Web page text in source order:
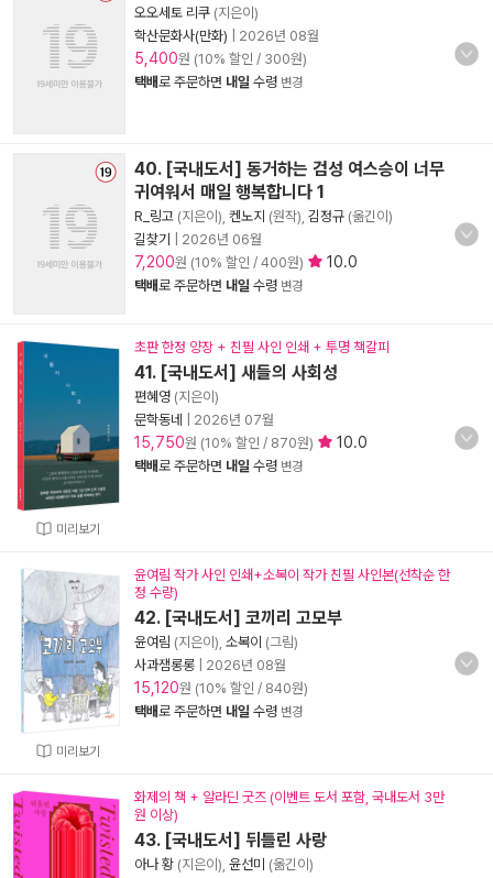
오오세토 리쿠 (지은이)
학산문화사(만화)
2026년 08월
5,400원 (10% 할인 / 300원)
택배로 주문하면 내일 수령 변경
40. [국내도서] 동거하는 검성 여스승이 너무
귀여워서 매일 행복합니다 1
R_링고 (지은이), 켄노지 (원작), 김정규 (옮긴이)
길찾기
2026년 06월
7,200원 (10% 할인 / 400원) 10.0
택배로 주문하면 내일 수령 변경
미리보기
초판 한정 양장 + 친필 사인 인쇄 + 투명 책갈피
41. [국내도서] 새들의 사회성
편혜영 (지은이)
문학동네
2026년 07월
15,750원 (10% 할인 / 870원) 10.0
택배로 주문하면 내일 수령 변경
미리보기
윤여림 작가 사인 인쇄+소복이 작가 친필 사인본(선착순 한
정 수량)
42. [국내도서] 코끼리 고모부
윤여림 (지은이), 소복이 (그림)
사과잼롱롱
2026년 08월
15,120원 (10% 할인 / 840원)
택배로 주문하면 내일 수령 변경
화제의 책 + 알라딘 굿즈 (이벤트 도서 포함, 국내도서 3만
원 이상)
43. [국내도서] 뒤틀린 사랑
아나 황 (지은이), 윤선미 (옮긴이)